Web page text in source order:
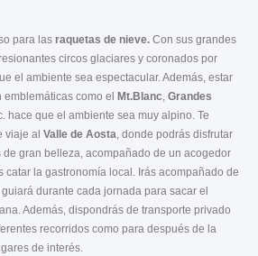
para las raquetas de nieve. Con sus grandes
circos glaciares y coronados por
el ambiente sea espectacular. Además, estar
como el
Mt.Blanc, Grandes
hace que el ambiente sea muy alpino. Te
viaje al Valle de Aosta, donde podrás disfrutar
gran belleza, acompañado de un acogedor
catar la gastronomía local. Irás acompañado de
durante cada jornada para sacar el
Además, dispondrás de transporte privado
recorridos como para después de la
de interés.